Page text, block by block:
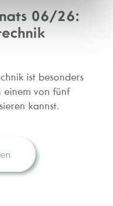
06/26:
ist besonders
von fünf
kannst.